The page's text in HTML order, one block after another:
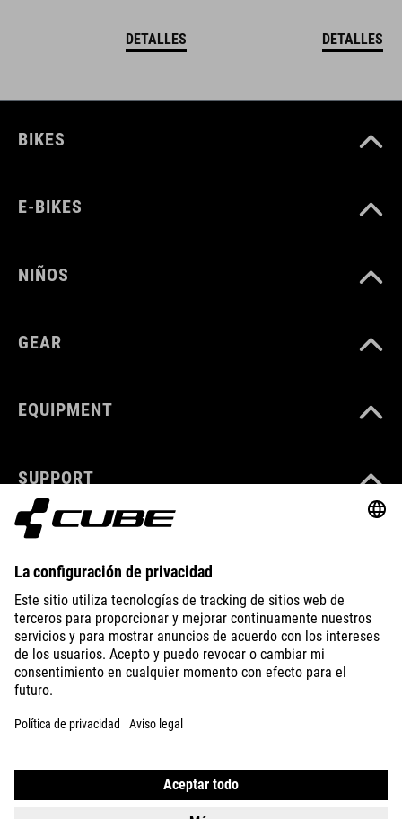
DETALLES DETALLES
BIKES
E-BIKES
NIÑOS
GEAR
EQUIPMENT
SUPPORT
ABOUT US
EXPLORE